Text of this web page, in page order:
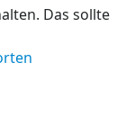
Das sollte